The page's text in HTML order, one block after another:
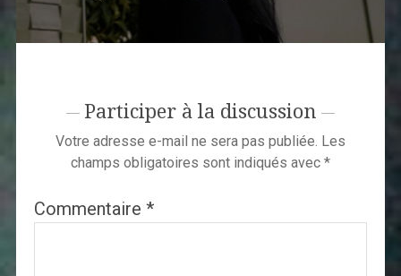
Participer à la discussion
Votre adresse e-mail ne sera pas publiée. Les
champs obligatoires sont indiqués avec *
Commentaire *